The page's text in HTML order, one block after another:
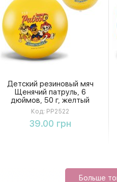
Детский резиновый мяч
Щенячий патруль, 6
дюймов, 50 г, желтый
Код: PP2522
39.00 грн
Купить
Больше